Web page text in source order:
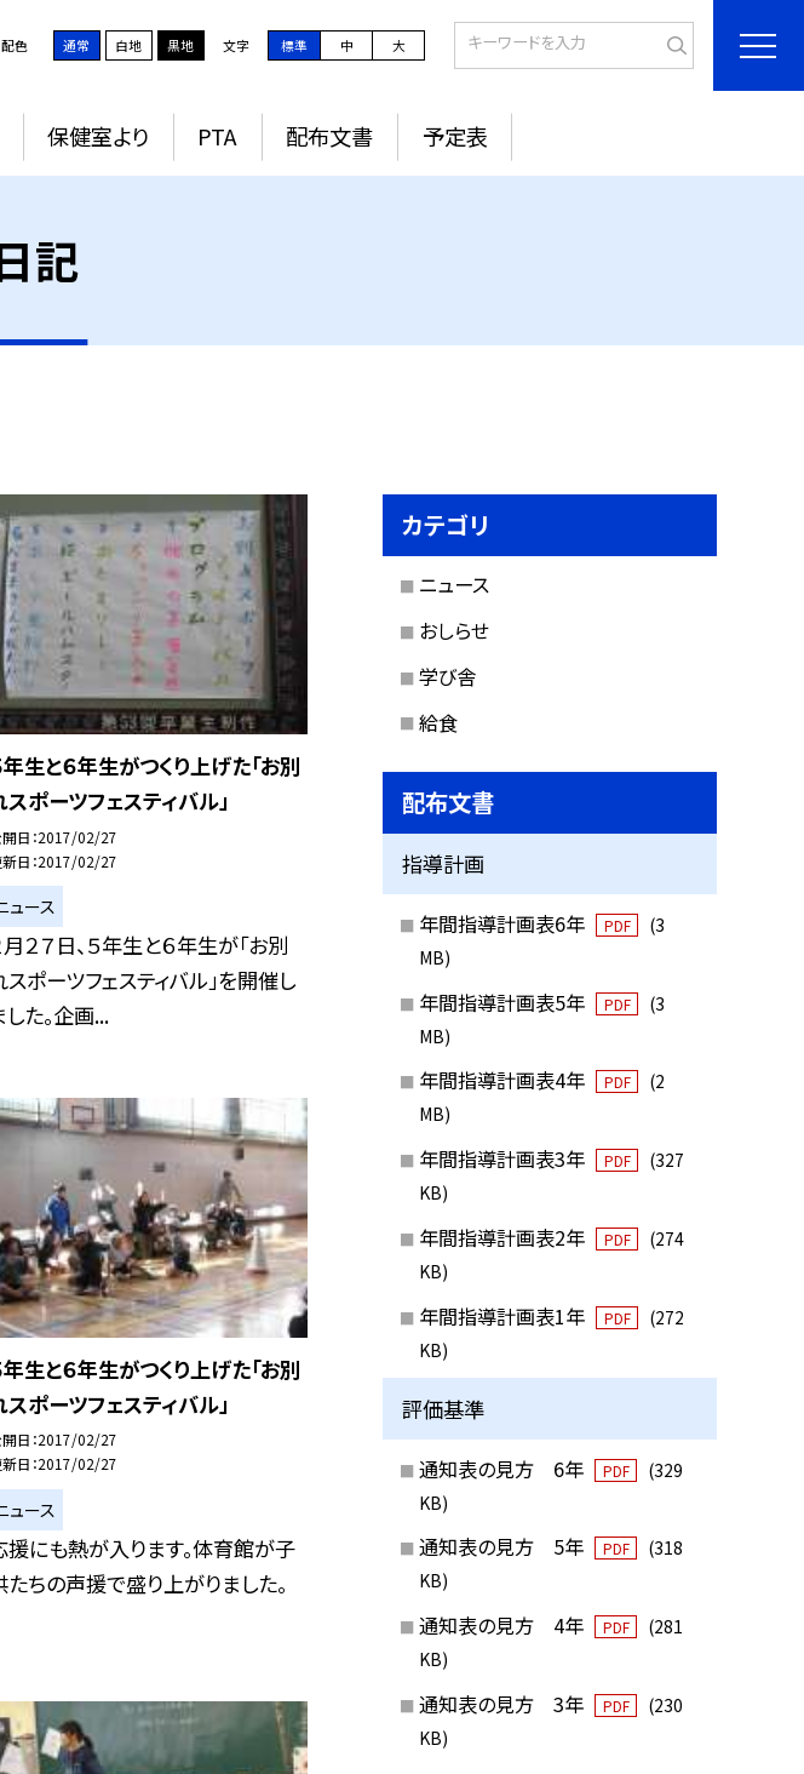
配色 通常 白地 黒地 文字 標準 中 大
保健室より PTA 配布文書 予定表
記
年生と６年生がつくり上げた「お別
スポーツフェスティバル」
日 2017/02/27
日 2017/02/27
ュース
月２７日、５年生と６年生が「お別
スポーツフェスティバル」を開催し
した。企画...
年生と６年生がつくり上げた「お別
スポーツフェスティバル」
日 2017/02/27
日 2017/02/27
ュース
援にも熱が入ります。体育館が子
たちの声援で盛り上がりました。
カテゴリ
ニュース
おしらせ
学び舎
給食
配布文書
指導計画
年間指導計画表6年 PDF
(3
MB)
年間指導計画表5年 PDF
(3
MB)
年間指導計画表4年 PDF
(2
MB)
年間指導計画表3年 PDF
(327
KB)
年間指導計画表2年 PDF
(274
KB)
年間指導計画表1年 PDF
(272
KB)
評価基準
通知表の見方 6年 PDF
(329
KB)
通知表の見方 5年 PDF
(318
KB)
通知表の見方 4年 PDF
(281
KB)
通知表の見方 3年 PDF
(230
KB)